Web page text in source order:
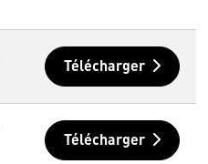
Télécharger
Télécharger